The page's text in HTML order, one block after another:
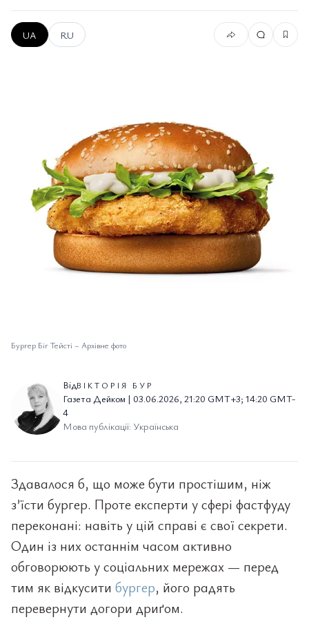
UA RU
Бургер Біг Тейсті – Архівне фото
ВідВІКТОРІЯ БУР
Газета Дейком | 03.06.2026, 21:20 GMT+3; 14:20 GMT-
4
Мова публікації: Українська
Здавалося б, що може бути простішим, ніж
з’їсти бургер. Проте експерти у сфері фастфуду
переконані: навіть у цій справі є свої секрети.
Один із них останнім часом активно
обговорюють у соціальних мережах — перед
тим як відкусити бургер, його радять
перевернути догори дриґом.